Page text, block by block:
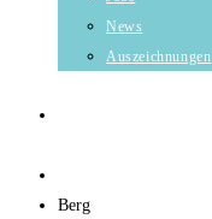
News
Auszeichnungen
Berg